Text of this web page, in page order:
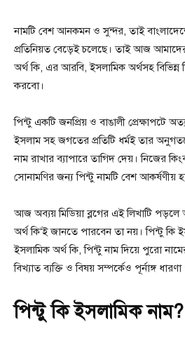
নামটি বেশ আনকমন ও সুন্দর, তাই
প্রতিনিয়ত বেড়েই চলেছে। তাই আজ
অর্থ কি, এর আরবি, ইসলামিক অর্থসহ
করবো।
পিন্টু একটি জনপ্রিয় ও বাঙালী প্রেক্ষাপটে
ইসলাম সহ জগতের প্রতিটি ধর্মই তার
নাম রাখার ব্যাপারে তাগিদ দেয়। নিজের
সোনামণির জন্য পিন্টু নামটি বেশ আকর্ষণীয়
আজ অব্যয় মিডিয়া ব্লগের এই লিখাটি পড়লে
অর্থ কি‘ই জানতে পারবেন তা নয়। পিন্টু কি
ইসলামিক অর্থ কি, পিন্টু নাম দিয়ে পুরো
বিখ্যাত ব্যক্তি ও বিষয় সম্পর্কেও পূর্নাঙ্গ
পিন্টু কি ইসলামিক নাম?